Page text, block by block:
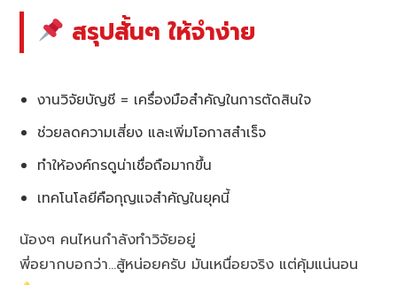
สรุปสั้นๆ ให้จำง่าย
งานวิจัยบัญชี = เครื่องมือสำคัญในการตัดสินใจ
ช่วยลดความเสี่ยง และเพิ่มโอกาสสำเร็จ
ทำให้องค์กรดูน่าเชื่อถือมากขึ้น
เทคโนโลยีคือกุญแจสำคัญในยุคนี้
น้องๆ คนไหนกำลังทำวิจัยอยู่
พี่อยากบอกว่า…สู้หน่อยครับ มันเหนื่อยจริง แต่คุ้มแน่นอน